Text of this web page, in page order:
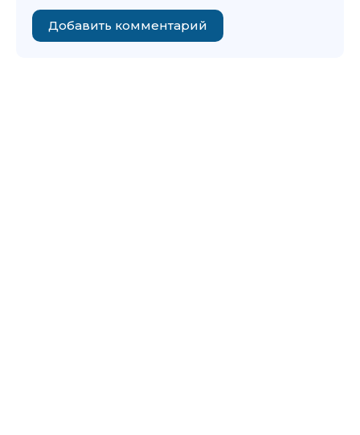
02ch12
Добавить комментарий